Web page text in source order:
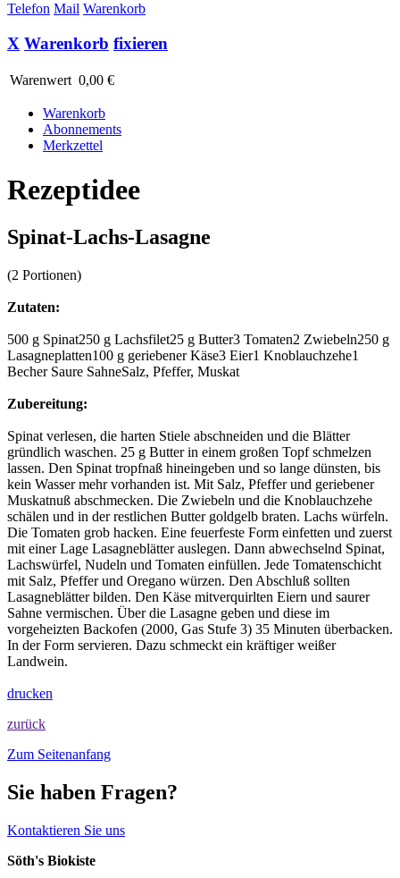
Telefon Mail Warenkorb
X Warenkorb fixieren
Warenwert 0,00 €
Warenkorb
Abonnements
Merkzettel
Rezeptidee
Spinat-Lachs-Lasagne
(2 Portionen)
Zutaten:
500 g Spinat250 g Lachsfilet25 g Butter3 Tomaten2 Zwiebeln250 g
Lasagneplatten100 g geriebener Käse3 Eier1 Knoblauchzehe1
Becher Saure SahneSalz, Pfeffer, Muskat
Zubereitung:
Spinat verlesen, die harten Stiele abschneiden und die Blätter
gründlich waschen. 25 g Butter in einem großen Topf schmelzen
lassen. Den Spinat tropfnaß hineingeben und so lange dünsten, bis
kein Wasser mehr vorhanden ist. Mit Salz, Pfeffer und geriebener
Muskatnuß abschmecken. Die Zwiebeln und die Knoblauchzehe
schälen und in der restlichen Butter goldgelb braten. Lachs würfeln.
Die Tomaten grob hacken. Eine feuerfeste Form einfetten und zuerst
mit einer Lage Lasagneblätter auslegen. Dann abwechselnd Spinat,
Lachswürfel, Nudeln und Tomaten einfüllen. Jede Tomatenschicht
mit Salz, Pfeffer und Oregano würzen. Den Abschluß sollten
Lasagneblätter bilden. Den Käse mitverquirlten Eiern und saurer
Sahne vermischen. Über die Lasagne geben und diese im
vorgeheizten Backofen (2000, Gas Stufe 3) 35 Minuten überbacken.
In der Form servieren. Dazu schmeckt ein kräftiger weißer
Landwein.
drucken
zurück
Zum Seitenanfang
Sie haben Fragen?
Kontaktieren Sie uns
Söth's Biokiste